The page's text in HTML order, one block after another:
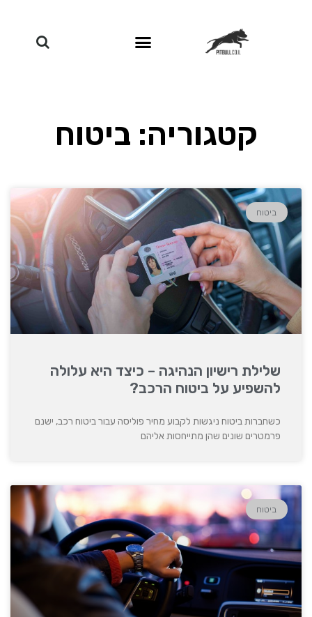
קטגוריה: ביטוח
ביטוח
שלילת רישיון הנהיגה – כיצד היא עלולה
להשפיע על ביטוח הרכב?
כשחברות ביטוח ניגשות לקבוע מחיר פוליסה עבור ביטוח רכב, ישנם
פרמטרים שונים שהן מתייחסות אליהם
ביטוח